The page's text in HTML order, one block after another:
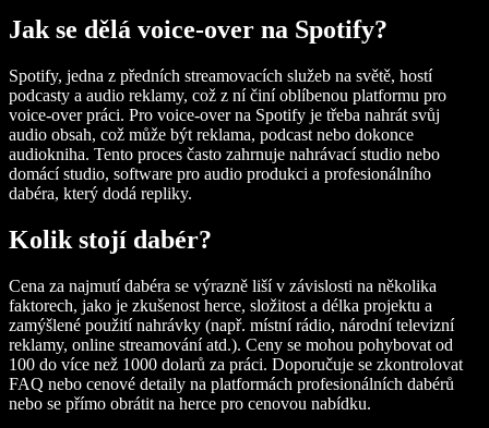
Jak se dělá voice-over na Spotify?
Spotify, jedna z předních streamovacích služeb na světě, hostí
podcasty a audio reklamy, což z ní činí oblíbenou platformu pro
voice-over práci. Pro voice-over na Spotify je třeba nahrát svůj
audio obsah, což může být reklama, podcast nebo dokonce
audiokniha. Tento proces často zahrnuje nahrávací studio nebo
domácí studio, software pro audio produkci a profesionálního
dabéra, který dodá repliky.
Kolik stojí dabér?
Cena za najmutí dabéra se výrazně liší v závislosti na několika
faktorech, jako je zkušenost herce, složitost a délka projektu a
zamýšlené použití nahrávky (např. místní rádio, národní televizní
reklamy, online streamování atd.). Ceny se mohou pohybovat od
100 do více než 1000 dolarů za práci. Doporučuje se zkontrolovat
FAQ nebo cenové detaily na platformách profesionálních dabérů
nebo se přímo obrátit na herce pro cenovou nabídku.